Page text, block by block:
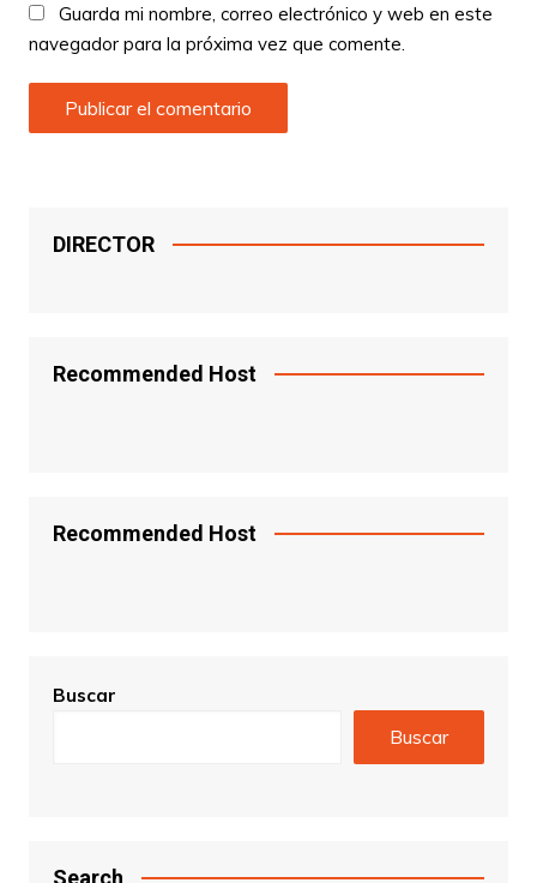
Guarda mi nombre, correo electrónico y web en este
navegador para la próxima vez que comente.
DIRECTOR
Recommended Host
Recommended Host
Buscar
Buscar
Search